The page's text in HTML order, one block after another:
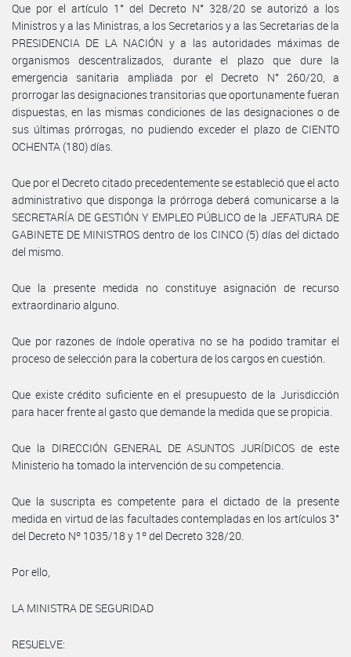
Que por el artículo 1° del Decreto N° 328/20 se autorizó a los
Ministros y a las Ministras, a los Secretarios y a las Secretarias de la
PRESIDENCIA DE LA NACIÓN y a las autoridades máximas de
organismos descentralizados, durante el plazo que dure la
emergencia sanitaria ampliada por el Decreto N° 260/20, a
prorrogar las designaciones transitorias que oportunamente fueran
dispuestas, en las mismas condiciones de las designaciones o de
sus últimas prórrogas, no pudiendo exceder el plazo de CIENTO
OCHENTA (180) días.
Que por el Decreto citado precedentemente se estableció que el acto
administrativo que disponga la prórroga deberá comunicarse a la
SECRETARÍA DE GESTIÓN Y EMPLEO PÚBLICO de la JEFATURA DE
GABINETE DE MINISTROS dentro de los CINCO (5) días del dictado
del mismo.
Que la presente medida no constituye asignación de recurso
extraordinario alguno.
Que por razones de índole operativa no se ha podido tramitar el
proceso de selección para la cobertura de los cargos en cuestión.
Que existe crédito suficiente en el presupuesto de la Jurisdicción
para hacer frente al gasto que demande la medida que se propicia.
Que la DIRECCIÓN GENERAL DE ASUNTOS JURÍDICOS de este
Ministerio ha tomado la intervención de su competencia.
Que la suscripta es competente para el dictado de la presente
medida en virtud de las facultades contempladas en los artículos 3°
del Decreto Nº 1035/18 y 1º del Decreto 328/20.
Por ello,
LA MINISTRA DE SEGURIDAD
RESUELVE: